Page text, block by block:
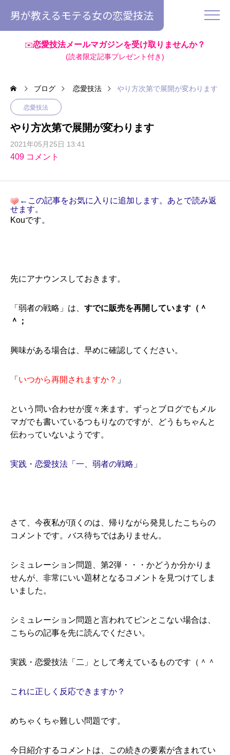
男が教えるモテる女の恋愛技法
✉️恋愛技法メールマガジンを受け取りませんか？
(読者限定記事プレゼント付き)
ブログ 恋愛技法 やり方次第で展開が変わります
恋愛技法
やり方次第で展開が変わります
2021年05月25日 13:41
409 コメント
←この記事をお気に入りに追加します。あとで読み返
せます。
Kouです。
先にアナウンスしておきます。
「弱者の戦略」は、 すでに販売を再開しています（＾
＾；
興味がある場合は、早めに確認してください。
「 いつから再開されますか？ 」
という問い合わせが度々来ます。ずっとブログでもメル
マガでも書いているつもりなのですが、どうもちゃんと
伝わっていないようです。
実践・恋愛技法「一、弱者の戦略」
さて、今夜私が頂くのは、帰りながら発見したこちらの
コメントです。バス待ちではありません。
シミュレーション問題、第2弾・・・かどうか分かりま
せんが、非常にいい題材となるコメントを見つけてしま
いました。
シミュレーション問題と言われてピンとこない場合は、
こちらの記事を先に読んでください。
実践・恋愛技法「二」として考えているものです（＾＾
これに正しく反応できますか？
めちゃくちゃ難しい問題です。
今日紹介するコメントは、この続きの要素が含まれてい